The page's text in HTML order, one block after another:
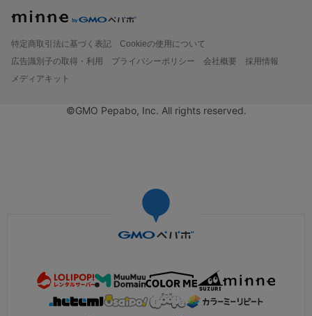
特定商取引法に基づく表記
Cookieの使用について
広告識別子の取得・利用
プライバシーポリシー 会社概要
採用情報
メディアキット
©GMO Pepabo, Inc. All rights reserved.